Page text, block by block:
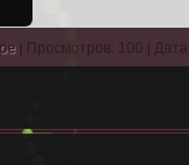
| Просмотров: 100 |